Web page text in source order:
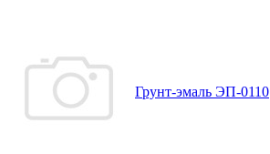
Грунт-эмаль ЭП-0110